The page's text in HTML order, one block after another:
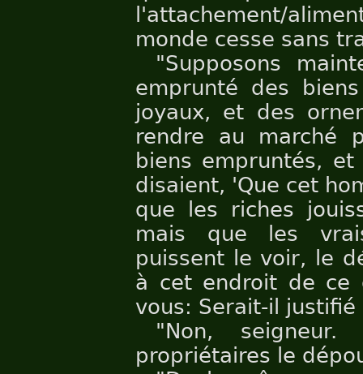
l'attachement/
monde cesse sans
"Supposons
emprunté des
joyaux, et des
rendre au marché
biens empruntés,
disaient, 'Que cet
que les riches
mais que les
puissent le voir, le
à cet endroit de ce
vous: Serait-il
"Non,
propriétaires le